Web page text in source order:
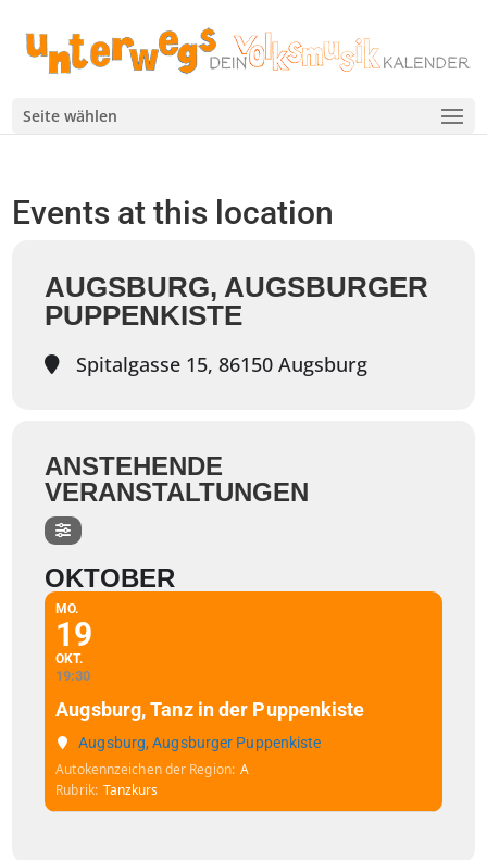
Seite wählen
Events at this location
AUGSBURG, AUGSBURGER
PUPPENKISTE
Spitalgasse 15, 86150 Augsburg
ANSTEHENDE
VERANSTALTUNGEN
OKTOBER
MO.
19
OKT.
19:30
Augsburg, Tanz in der Puppenkiste
Augsburg, Augsburger Puppenkiste
Autokennzeichen der Region A
Rubrik Tanzkurs